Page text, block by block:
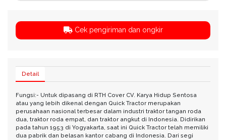
Cek pengiriman dan ongkir
Detail
Fungsi:- Untuk dipasang di RTH Cover CV. Karya Hidup Sentosa
atau yang lebih dikenal dengan Quick Tractor merupakan
perusahaan nasional terbesar dalam industri traktor tangan roda
dua, traktor roda empat, dan traktor angkut di Indonesia. Didirikan
pada tahun 1953 di Yogyakarta, saat ini Quick Tractor telah memiliki
dua pabrik dan belasan kantor cabang di Indonesia. Dari segi